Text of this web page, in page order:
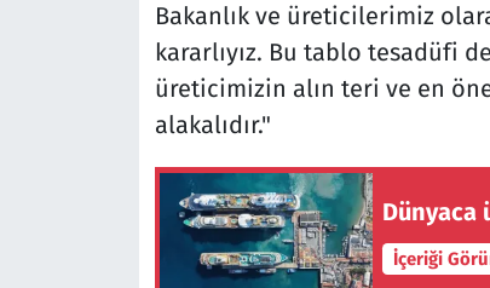
Bakanlık ve üreticilerimiz
kararlıyız. Bu tablo tesadüfi
üreticimizin alın teri ve en
alakalıdır."
Dünyaca
İçeriği